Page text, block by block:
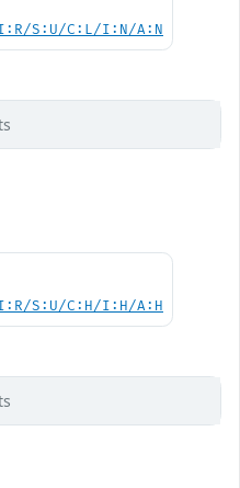
S:U/C:L/I:N/A:N
S:U/C:H/I:H/A:H